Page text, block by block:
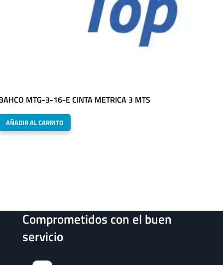
MTG-3-16-E CINTA METRICA 3 MTS
AÑADIR AL CARRITO
Comprometidos con el buen
servicio